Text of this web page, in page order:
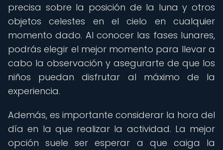
precisa sobre la posición de la luna y otros
objetos celestes en el cielo en cualquier
momento dado. Al conocer las fases lunares,
podrás elegir el mejor momento para llevar a
cabo la observación y asegurarte de que los
niños puedan disfrutar al máximo de la
experiencia.
Además, es importante considerar la hora del
día en la que realizar la actividad. La mejor
opción suele ser esperar a que caiga la